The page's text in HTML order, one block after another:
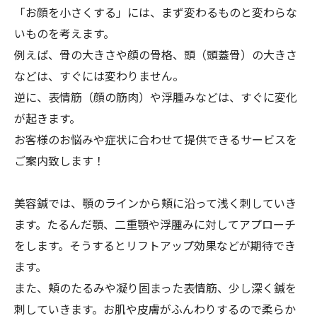
「お顔を小さくする」には、まず変わるものと変わらな
いものを考えます。
例えば、骨の大きさや顔の骨格、頭（頭蓋骨）の大きさ
などは、すぐには変わりません。
逆に、表情筋（顔の筋肉）や浮腫みなどは、すぐに変化
が起きます。
お客様のお悩みや症状に合わせて提供できるサービスを
ご案内致します！
美容鍼では、顎のラインから頬に沿って浅く刺していき
ます。たるんだ顎、二重顎や浮腫みに対してアプローチ
をします。そうするとリフトアップ効果などが期待でき
ます。
また、頬のたるみや凝り固まった表情筋、少し深く鍼を
刺していきます。お肌や皮膚がふんわりするので柔らか